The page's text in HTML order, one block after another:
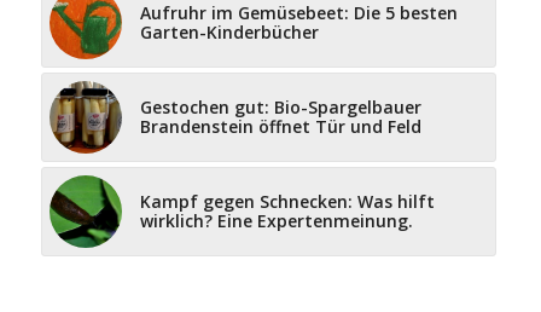
Aufruhr im Gemüsebeet: Die 5 besten
Garten-Kinderbücher
Gestochen gut: Bio-Spargelbauer
Brandenstein öffnet Tür und Feld
Kampf gegen Schnecken: Was hilft
wirklich? Eine Expertenmeinung.